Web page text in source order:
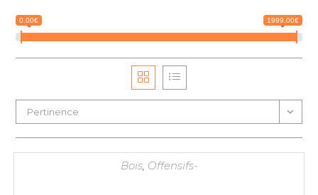
0.00€ 1999.00€
Pertinence
Bois, Offensifs-